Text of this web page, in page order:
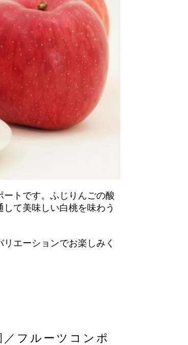
トです。ふじりんごの酸
て美味しい白桃を味わう
エーションでお楽しみく
フルーツコンポ